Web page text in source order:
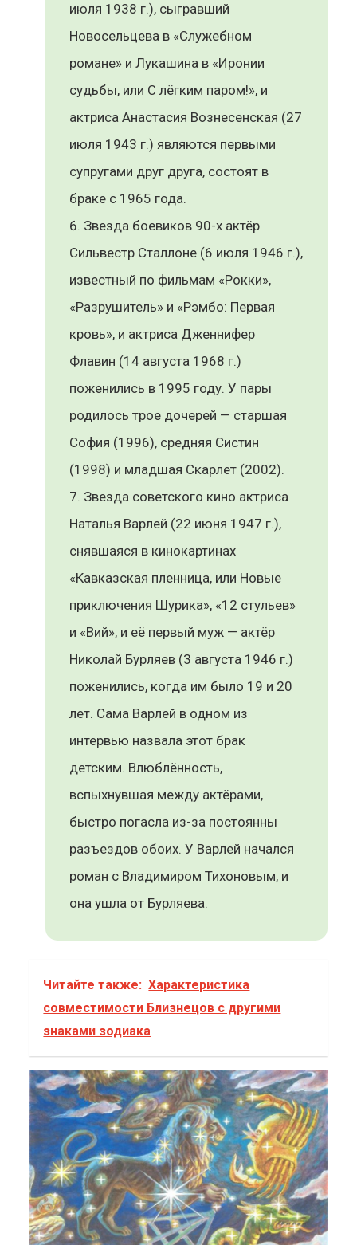
июля 1938 г.), сыгравший
Новосельцева в «Служебном
романе» и Лукашина в «Иронии
судьбы, или С лёгким паром!», и
актриса Анастасия Вознесенская (27
июля 1943 г.) являются первыми
супругами друг друга, состоят в
браке с 1965 года.
Звезда боевиков 90-х актёр
Сильвестр Сталлоне (6 июля 1946 г.),
известный по фильмам «Рокки»,
«Разрушитель» и «Рэмбо: Первая
кровь», и актриса Дженнифер
Флавин (14 августа 1968 г.)
поженились в 1995 году. У пары
родилось трое дочерей — старшая
София (1996), средняя Систин
(1998) и младшая Скарлет (2002).
Звезда советского кино актриса
Наталья Варлей (22 июня 1947 г.),
снявшаяся в кинокартинах
«Кавказская пленница, или Новые
приключения Шурика», «12 стульев»
и «Вий», и её первый муж — актёр
Николай Бурляев (3 августа 1946 г.)
поженились, когда им было 19 и 20
лет. Сама Варлей в одном из
интервью назвала этот брак
детским. Влюблённость,
вспыхнувшая между актёрами,
быстро погасла из-за постоянны
разъездов обоих. У Варлей начался
роман с Владимиром Тихоновым, и
она ушла от Бурляева.
Читайте также: Характеристика
совместимости Близнецов с другими
знаками зодиака